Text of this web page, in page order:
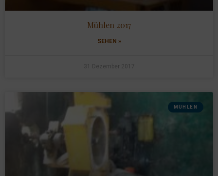
Mühlen 2017
SEHEN »
31 Dezember 2017
MÜHLEN